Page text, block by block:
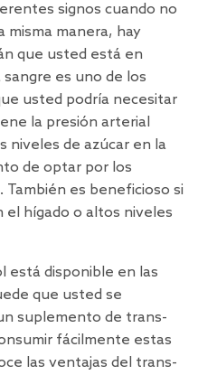
signos cuando no
misma manera, hay
que usted está en
es uno de los
usted podría necesitar
la presión arterial
niveles de azúcar en la
de optar por los
es beneficioso si
el hígado o altos niveles
está disponible en las
que usted se
suplemento de trans-
fácilmente estas
las ventajas del trans-